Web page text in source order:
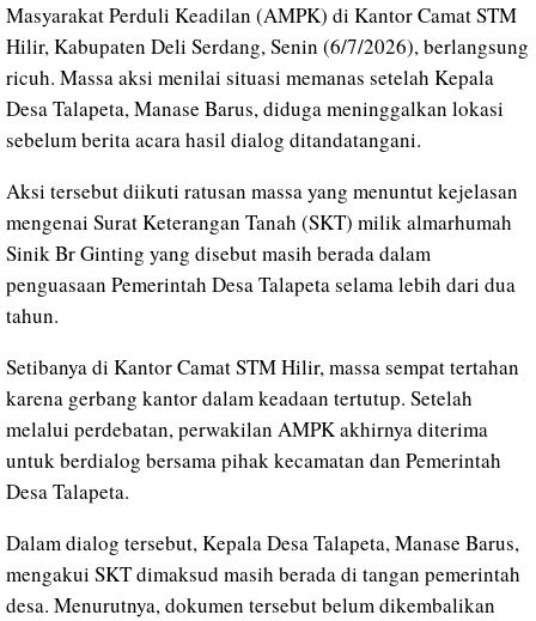
Masyarakat Perduli Keadilan (AMPK) di Kantor Camat STM
Hilir, Kabupaten Deli Serdang, Senin (6/7/2026), berlangsung
ricuh. Massa aksi menilai situasi memanas setelah Kepala
Desa Talapeta, Manase Barus, diduga meninggalkan lokasi
sebelum berita acara hasil dialog ditandatangani.
Aksi tersebut diikuti ratusan massa yang menuntut kejelasan
mengenai Surat Keterangan Tanah (SKT) milik almarhumah
Sinik Br Ginting yang disebut masih berada dalam
penguasaan Pemerintah Desa Talapeta selama lebih dari dua
tahun.
Setibanya di Kantor Camat STM Hilir, massa sempat tertahan
karena gerbang kantor dalam keadaan tertutup. Setelah
melalui perdebatan, perwakilan AMPK akhirnya diterima
untuk berdialog bersama pihak kecamatan dan Pemerintah
Desa Talapeta.
Dalam dialog tersebut, Kepala Desa Talapeta, Manase Barus,
mengakui SKT dimaksud masih berada di tangan pemerintah
desa. Menurutnya, dokumen tersebut belum dikembalikan